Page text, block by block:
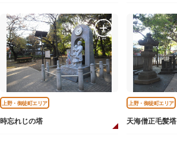
上野・御徒町エリア
時忘れじの塔
上野・御徒町エリア
天海僧正毛髪塔